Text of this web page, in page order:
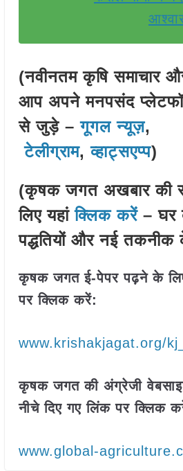
(नवीनतम कृषि समाचार
आप अपने मनपसंद
से जुड़े – गूगल न्यूज़,
टेलीग्राम,व्हाट्सएप्प)
(कृषक जगत अखबार की
लिए यहांक्लिक करें– घर
पद्धतियों और नई तकनीक
कृषक जगत ई-पेपर पढ़ने के
पर क्लिक करें:
www.krishakjagat.org/
कृषक जगत की अंग्रेजी
नीचे दिए गए लिंक पर क्लिक
www.global-